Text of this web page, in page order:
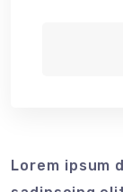
Lorem